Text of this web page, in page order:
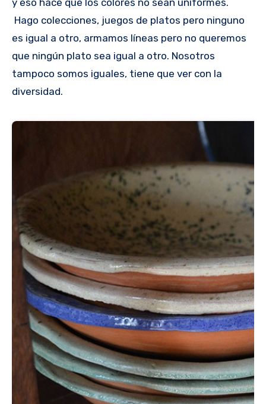
y eso hace que los colores no sean uniformes.
Hago colecciones, juegos de platos pero ninguno
es igual a otro, armamos líneas pero no queremos
que ningún plato sea igual a otro. Nosotros
tampoco somos iguales, tiene que ver con la
diversidad.